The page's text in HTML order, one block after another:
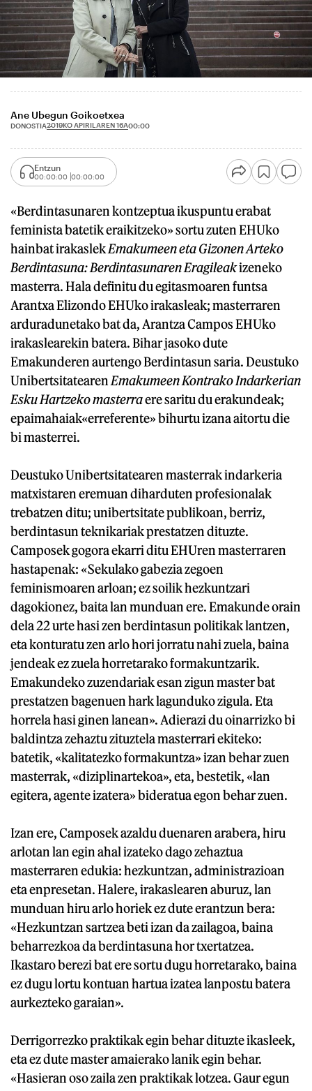
Ane Ubegun Goikoetxea
DONOSTIA2019KO APIRILAREN 16A00:00
Entzun
00:00:00 00:00:00
«Berdintasunaren kontzeptua ikuspuntu erabat
feminista batetik eraikitzeko» sortu zuten EHUko
hainbat irakaslekEmakumeen eta Gizonen Arteko
Berdintasuna: Berdintasunaren Eragileakizeneko
masterra. Hala definitu du egitasmoaren funtsa
Arantxa Elizondo EHUko irakasleak; masterraren
arduradunetako bat da, Arantza Campos EHUko
irakaslearekin batera. Bihar jasoko dute
Emakunderen aurtengo Berdintasun saria. Deustuko
Unibertsitatearen Emakumeen Kontrako Indarkerian
Esku Hartzeko masterraere saritu du erakundeak;
epaimahaiak«erreferente» bihurtu izana aitortu die
bi masterrei.
Deustuko Unibertsitatearen masterrak indarkeria
matxistaren eremuan diharduten profesionalak
trebatzen ditu; unibertsitate publikoan, berriz,
berdintasun teknikariak prestatzen dituzte.
Camposek gogora ekarri ditu EHUren masterraren
hastapenak: «Sekulako gabezia zegoen
feminismoaren arloan; ez soilik hezkuntzari
dagokionez, baita lan munduan ere. Emakunde orain
dela 22 urte hasi zen berdintasun politikak lantzen,
eta konturatu zen arlo hori jorratu nahi zuela, baina
jendeak ez zuela horretarako formakuntzarik.
Emakundeko zuzendariak esan zigun master bat
prestatzen bagenuen hark lagunduko zigula. Eta
horrela hasi ginen lanean». Adierazi du oinarrizko bi
baldintza zehaztu zituztela masterrari ekiteko:
batetik, «kalitatezko formakuntza» izan behar zuen
masterrak, «diziplinartekoa», eta, bestetik, «lan
egitera, agente izatera» bideratua egon behar zuen.
Izan ere, Camposek azaldu duenaren arabera, hiru
arlotan lan egin ahal izateko dago zehaztua
masterraren edukia: hezkuntzan, administrazioan
eta enpresetan. Halere, irakaslearen aburuz, lan
munduan hiru arlo horiek ez dute erantzun bera:
«Hezkuntzan sartzea beti izan da zailagoa, baina
beharrezkoa da berdintasuna hor txertatzea.
Ikastaro berezi bat ere sortu dugu horretarako, baina
ez dugu lortu kontuan hartua izatea lanpostu batera
aurkezteko garaian».
Derrigorrezko praktikak egin behar dituzte ikasleek,
eta ez dute master amaierako lanik egin behar.
«Hasieran oso zaila zen praktikak lotzea. Gaur egun